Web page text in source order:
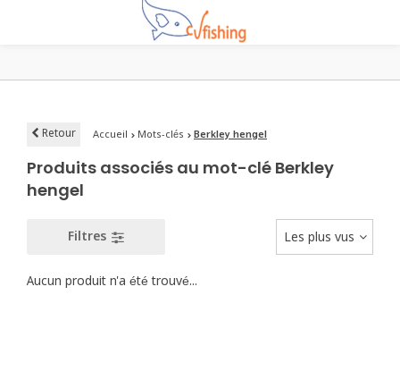
Retour Accueil Mots-clés Berkley hengel
Produits associés au mot-clé Berkley
hengel
Filtres Les plus vus
Aucun produit n'a été trouvé...